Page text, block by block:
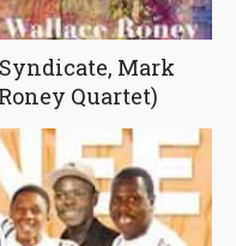
Mark
Quartet)